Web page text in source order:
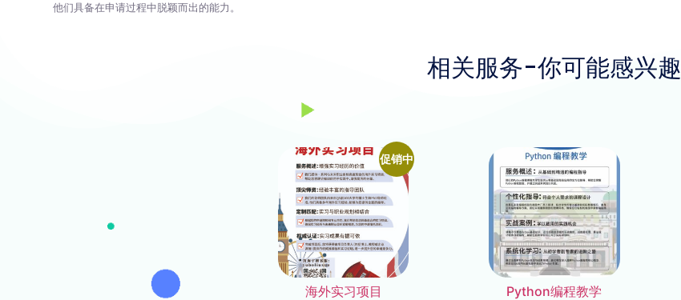
他们具备在申请过程中脱颖而出的能力。
相关服务-你可能感兴趣
促销中
海外实习项目 Python编程教学